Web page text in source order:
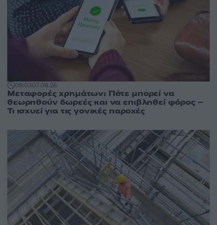
09:0307.08.26
Μεταφορές χρημάτων: Πότε μπορεί να
θεωρηθούν δωρεές και να επιβληθεί φόρος –
Τι ισχυεί για τις γονικές παροχές